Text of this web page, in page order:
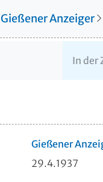
Gießener Anzeiger
Gießener
29.4.1937